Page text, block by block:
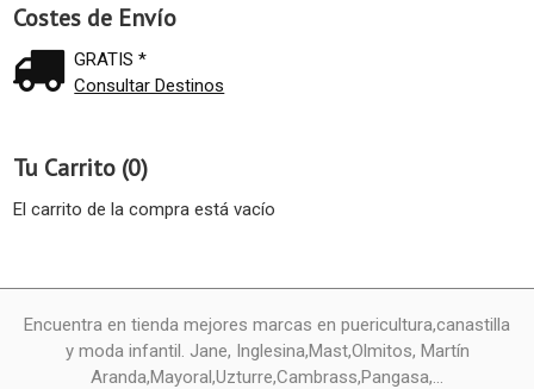
Costes de Envío
GRATIS *
Consultar Destinos
Tu Carrito (0)
El carrito de la compra está vacío
Encuentra en tienda mejores marcas en puericultura,canastilla
y moda infantil. Jane, Inglesina,Mast,Olmitos, Martín
Aranda,Mayoral,Uzturre,Cambrass,Pangasa,...